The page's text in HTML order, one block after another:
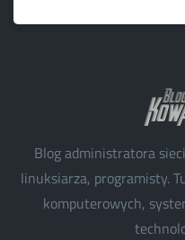
Blog administratora
linuksiarza, programisty.
komputerowych,